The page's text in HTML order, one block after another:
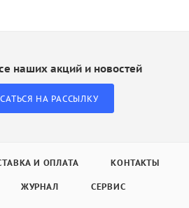
наших акций и новостей
НА РАССЫЛКУ
И ОПЛАТА КОНТАКТЫ
ЖУРНАЛ СЕРВИС